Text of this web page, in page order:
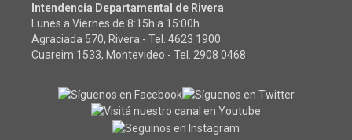
Intendencia Departamental de Rivera
Lunes a Viernes de 8:15h a 15:00h
Agraciada 570, Rivera - Tel. 4623 1900
Cuareim 1533, Montevideo - Tel. 2908 0468